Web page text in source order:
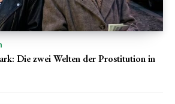
Die zwei Welten der Prostitution in